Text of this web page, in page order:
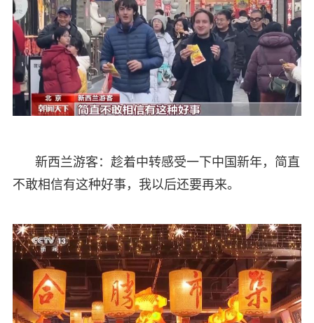
新西兰游客：趁着中转感受一下中国新年，简直
不敢相信有这种好事，我以后还要再来。